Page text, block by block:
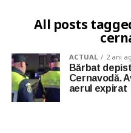
All posts
ACTUAL 2 ani
Bărbat
Cernavodă.
aerul expirat